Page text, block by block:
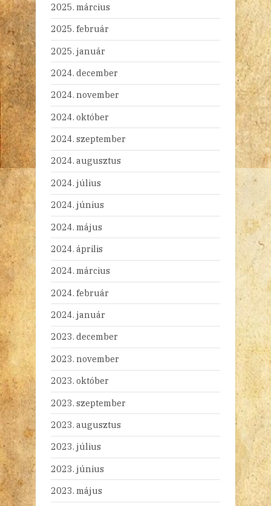
2025. március
2025. február
2025. január
2024. december
2024. november
2024. október
2024. szeptember
2024. augusztus
2024. július
2024. június
2024. május
2024. április
2024. március
2024. február
2024. január
2023. december
2023. november
2023. október
2023. szeptember
2023. augusztus
2023. július
2023. június
2023. május